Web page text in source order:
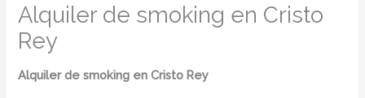
Alquiler de smoking en Cristo
Rey
Alquiler de smoking en Cristo Rey